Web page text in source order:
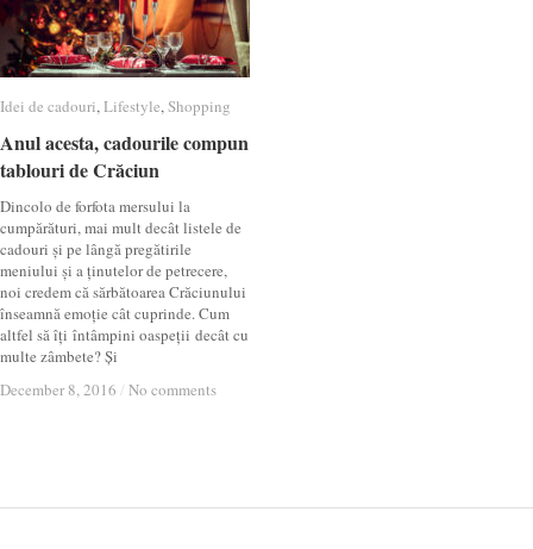
Idei de cadouri,Lifestyle,Shopping
Anul acesta, cadourile compun
tablouri de Crăciun
Dincolo de forfota mersului la
cumpărături, mai mult decât listele de
cadouri și pe lângă pregătirile
meniului și a ținutelor de petrecere,
noi credem că sărbătoarea Crăciunului
înseamnă emoție cât cuprinde. Cum
altfel să îți întâmpini oaspeții decât cu
multe zâmbete? Și
December 8, 2016 / No comments
Idei de cadouri Lifestyle Shopping
Anul acesta, cadourile compun
tablouri de Crăciun
December 8, 2016 / No comments